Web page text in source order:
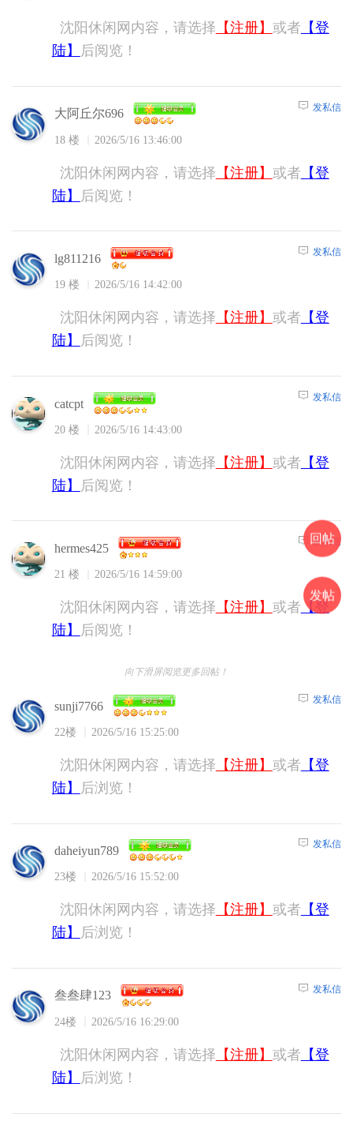
沈阳休闲网内容，请选择 【注册】 或者 【登
陆】
后阅览！
大阿丘尔696
18 楼 2026/5/16 13:46:00
发私信
沈阳休闲网内容，请选择 【注册】 或者 【登
陆】
后阅览！
lg811216
19 楼 2026/5/16 14:42:00
发私信
沈阳休闲网内容，请选择 【注册】 或者 【登
陆】
后阅览！
catcpt
20 楼 2026/5/16 14:43:00
发私信
沈阳休闲网内容，请选择 【注册】 或者 【登
陆】
后阅览！
hermes425
21 楼 2026/5/16 14:59:00
发私信
沈阳休闲网内容，请选择 【注册】 或者 【登
陆】
后阅览！
向下滑屏阅览更多回帖！
sunji7766
22楼 2026/5/16 15:25:00
发私信
沈阳休闲网内容，请选择 【注册】 或者 【登
陆】
后浏览！
daheiyun789
23楼 2026/5/16 15:52:00
发私信
沈阳休闲网内容，请选择 【注册】 或者 【登
陆】
后浏览！
叁叁肆123
24楼 2026/5/16 16:29:00
发私信
沈阳休闲网内容，请选择 【注册】 或者 【登
陆】
后浏览！
回帖
发帖